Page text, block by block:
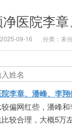
净医院李
09-16 分类：未
李章、潘峰、李
偏网红些，潘峰
较合理，大概5万